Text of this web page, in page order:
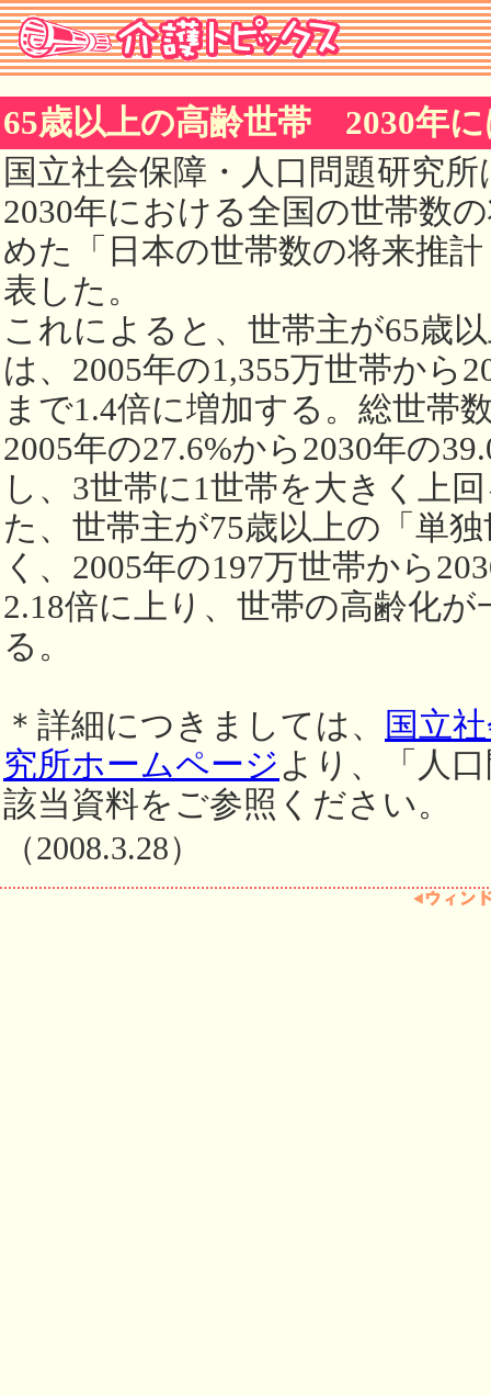
65歳以上の高齢世帯 2030年
国立社会保障・人口問題研究所
2030年における全国の世帯数
めた「日本の世帯数の将来推
表した。
これによると、世帯主が65歳
は、2005年の1,355万世帯から
まで1.4倍に増加する。総世帯
2005年の27.6%から2030年の
し、3世帯に1世帯を大きく上
た、世帯主が75歳以上の「単
く、2005年の197万世帯から
2.18倍に上り、世帯の高齢化
る。
＊詳細につきましては、
国立
究所ホームページより、「人
該当資料をご参照ください。
（2008.3.28）